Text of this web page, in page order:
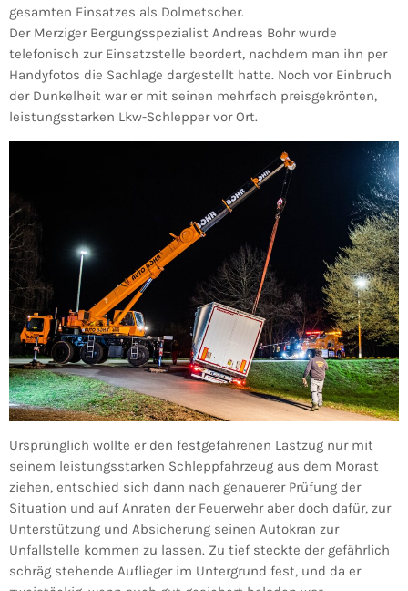
gesamten Einsatzes als Dolmetscher.
Der Merziger Bergungsspezialist Andreas Bohr wurde
telefonisch zur Einsatzstelle beordert, nachdem man ihn per
Handyfotos die Sachlage dargestellt hatte. Noch vor Einbruch
der Dunkelheit war er mit seinen mehrfach preisgekrönten,
leistungsstarken Lkw-Schlepper vor Ort.
Ursprünglich wollte er den festgefahrenen Lastzug nur mit
seinem leistungsstarken Schleppfahrzeug aus dem Morast
ziehen, entschied sich dann nach genauerer Prüfung der
Situation und auf Anraten der Feuerwehr aber doch dafür, zur
Unterstützung und Absicherung seinen Autokran zur
Unfallstelle kommen zu lassen. Zu tief steckte der gefährlich
schräg stehende Auflieger im Untergrund fest, und da er